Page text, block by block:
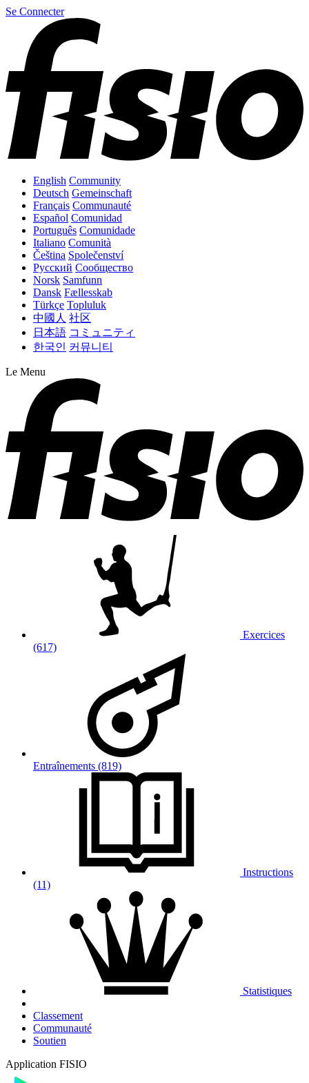
Se Connecter
English Community
Deutsch Gemeinschaft
Français Communauté
Español Comunidad
Português Comunidade
Italiano Comunità
Čeština Společenství
Русский Сообщество
Norsk Samfunn
Dansk Fællesskab
Türkçe Topluluk
中國人 社区
日本語 コミュニティ
한국인 커뮤니티
Le Menu
Exercices
(617)
Entraînements (819)
Instructions
(11)
Statistiques
Classement
Communauté
Soutien
Application FISIO